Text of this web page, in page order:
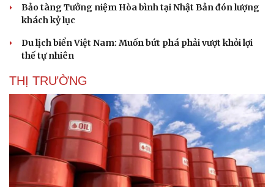
Du lịch
Tư vấn
Săn Tour
check-in
Podcast
Câu chuyện thời sự
Đọc truyện đêm khuya
Cửa sổ tình yêu
Kể chuyện cho bé
Hạt giống tâm hồn
Bảo tàng Tưởng niệm Hòa bình tại Nhật Bản đón lượng
khách kỷ lục
Du lịch biển Việt Nam: Muốn bứt phá phải vượt khỏi lợi
thế tự nhiên
THỊ TRƯỜNG